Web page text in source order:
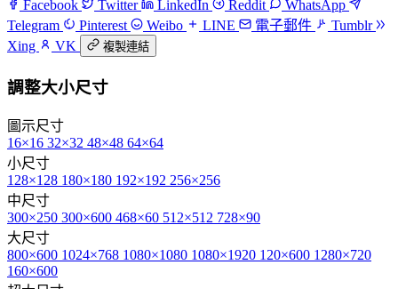
Facebook Twitter LinkedIn Reddit
WhatsApp
Telegram
Pinterest Weibo LINE 電子郵件
Tumblr
Xing
VK 複製連結
調整大小尺寸
圖示尺寸
16×16 32×32 48×48 64×64
小尺寸
128×128 180×180 192×192 256×256
中尺寸
300×250 300×600 468×60 512×512 728×90
大尺寸
800×600 1024×768 1080×1080 1080×1920 120×600 1280×720
160×600